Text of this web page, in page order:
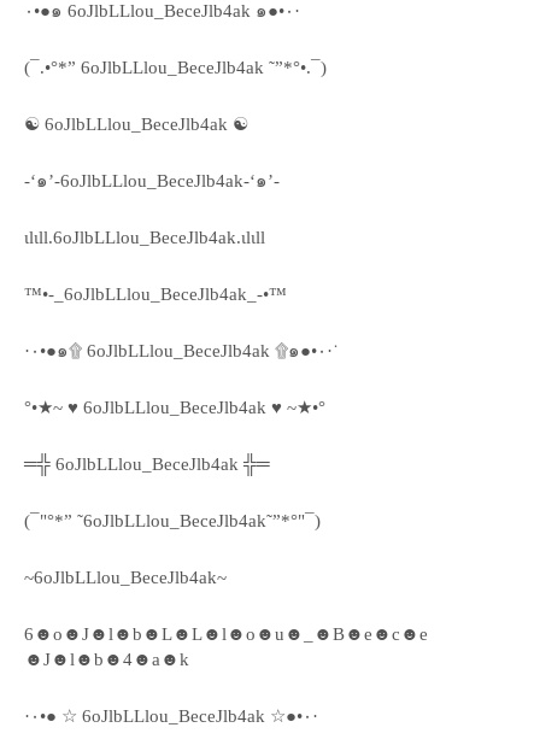
٠•●๑ 6oJlbLLlou_BeceJlb4ak ๑●•٠·
(¯.•°*” 6oJlbLLlou_BeceJlb4ak ˜”*°•.¯)
☯ 6oJlbLLlou_BeceJlb4ak ☯
-‘๑’-6oJlbLLlou_BeceJlb4ak-‘๑’-
ιlιll.6oJlbLLlou_BeceJlb4ak.ιlιll
™•-_6oJlbLLlou_BeceJlb4ak_-•™
·٠•●๑۩ 6oJlbLLlou_BeceJlb4ak ۩๑●•٠·˙
°•★~ ♥ 6oJlbLLlou_BeceJlb4ak ♥ ~★•°
═╬ 6oJlbLLlou_BeceJlb4ak ╬═
(¯"°*” ˜6oJlbLLlou_BeceJlb4ak˜”*°"¯)
~6oJlbLLlou_BeceJlb4ak~
6☻o☻J☻l☻b☻L☻L☻l☻o☻u☻_☻B☻e☻c☻e
☻J☻l☻b☻4☻a☻k
·٠•● ☆ 6oJlbLLlou_BeceJlb4ak ☆●•٠·